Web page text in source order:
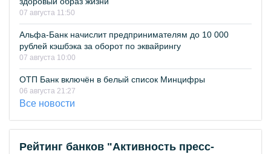
07 августа 11:50
Альфа-Банк начислит предпринимателям до 10 000
рублей кэшбэка за оборот по эквайрингу
07 августа 10:00
ОТП Банк включён в белый список Минцифры
06 августа 21:27
Все новости
Рейтинг банков "Активность пресс-